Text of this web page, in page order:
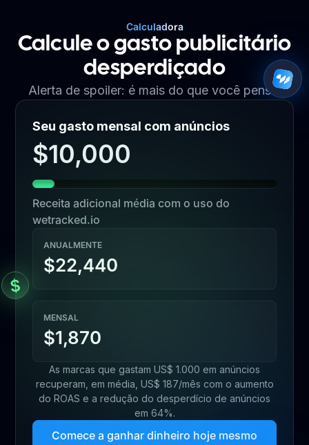
Calculadora
Calcule o gasto publicitário
desperdiçado
Alerta de spoiler: é mais do que você pensa.
Seu gasto mensal com anúncios
$10,000
Receita adicional média com o uso do
wetracked.io
ANUALMENTE
$22,440
MENSAL
$1,870
As marcas que gastam US$ 1.000 em anúncios
recuperam, em média, US$ 187/mês com o aumento
do ROAS e a redução do desperdício de anúncios
em 64%.
Comece a ganhar dinheiro hoje mesmo